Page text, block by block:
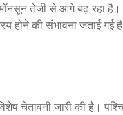
तेजी से आगे बढ़ रहा
होने की संभावना जताई गई
चेतावनी जारी की है।